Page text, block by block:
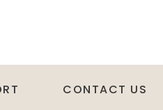
CONTACT US